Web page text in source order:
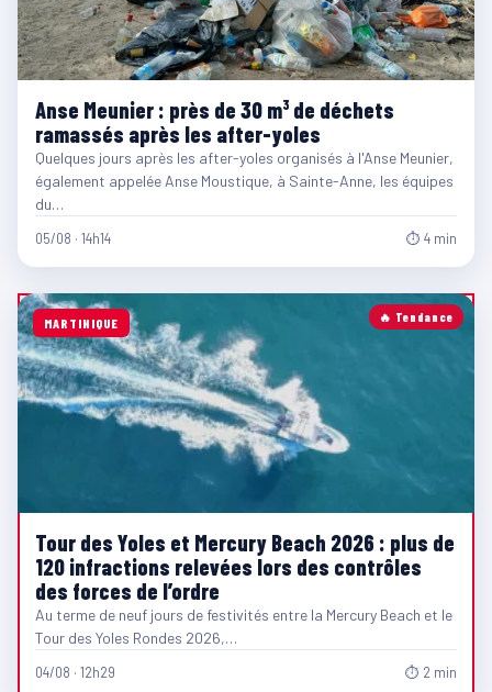
Anse Meunier : près de 30 m³ de déchets
ramassés après les after-yoles
Quelques jours après les after-yoles organisés à l'Anse Meunier,
également appelée Anse Moustique, à Sainte-Anne, les équipes
du…
05/08 · 14h14 ⏱ 4 min
🔥 Tendance
MARTINIQUE
Tour des Yoles et Mercury Beach 2026 : plus de
120 infractions relevées lors des contrôles
des forces de l’ordre
Au terme de neuf jours de festivités entre la Mercury Beach et le
Tour des Yoles Rondes 2026,…
04/08 · 12h29 ⏱ 2 min